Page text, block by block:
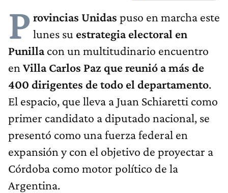
P rovincias Unidas puso en marcha este
lunes su estrategia electoral en
Punillacon un multitudinario encuentro
en Villa Carlos Paz que reunió a más de
400 dirigentes de todo el departamento.
El espacio, que lleva a Juan Schiaretti como
primer candidato a diputado nacional, se
presentó como una fuerza federal en
expansión y con el objetivo de proyectar a
Córdoba como motor político de la
Argentina.